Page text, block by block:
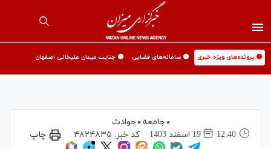
🟡 پرونده‌های ویژه خبری 🟡 سامانه‌های قضایی 🟡 جنایت میدان علیخانی اصفهان
جامعه
حوادث
12:40
19 اسفند 1403 کد خبر: ۴۸۲۴۸۳۵ چاپ